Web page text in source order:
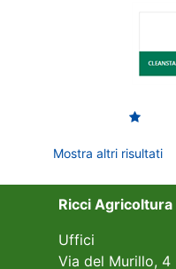
Mostra altri risultati
Ricci Agricoltura
Uffici
Via del Murillo, 4